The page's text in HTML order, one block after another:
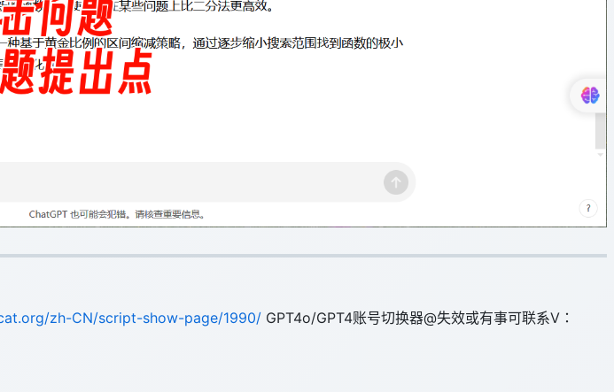
zh-CN/script-show-page/1990/ GPT4o/GPT4账号切换器@失效或有事可联系V：